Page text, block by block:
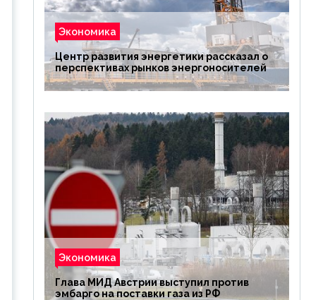
Экономика
Центр развития энергетики рассказал о
перспективах рынков энергоносителей
Экономика
Глава МИД Австрии выступил против
эмбарго на поставки газа из РФ